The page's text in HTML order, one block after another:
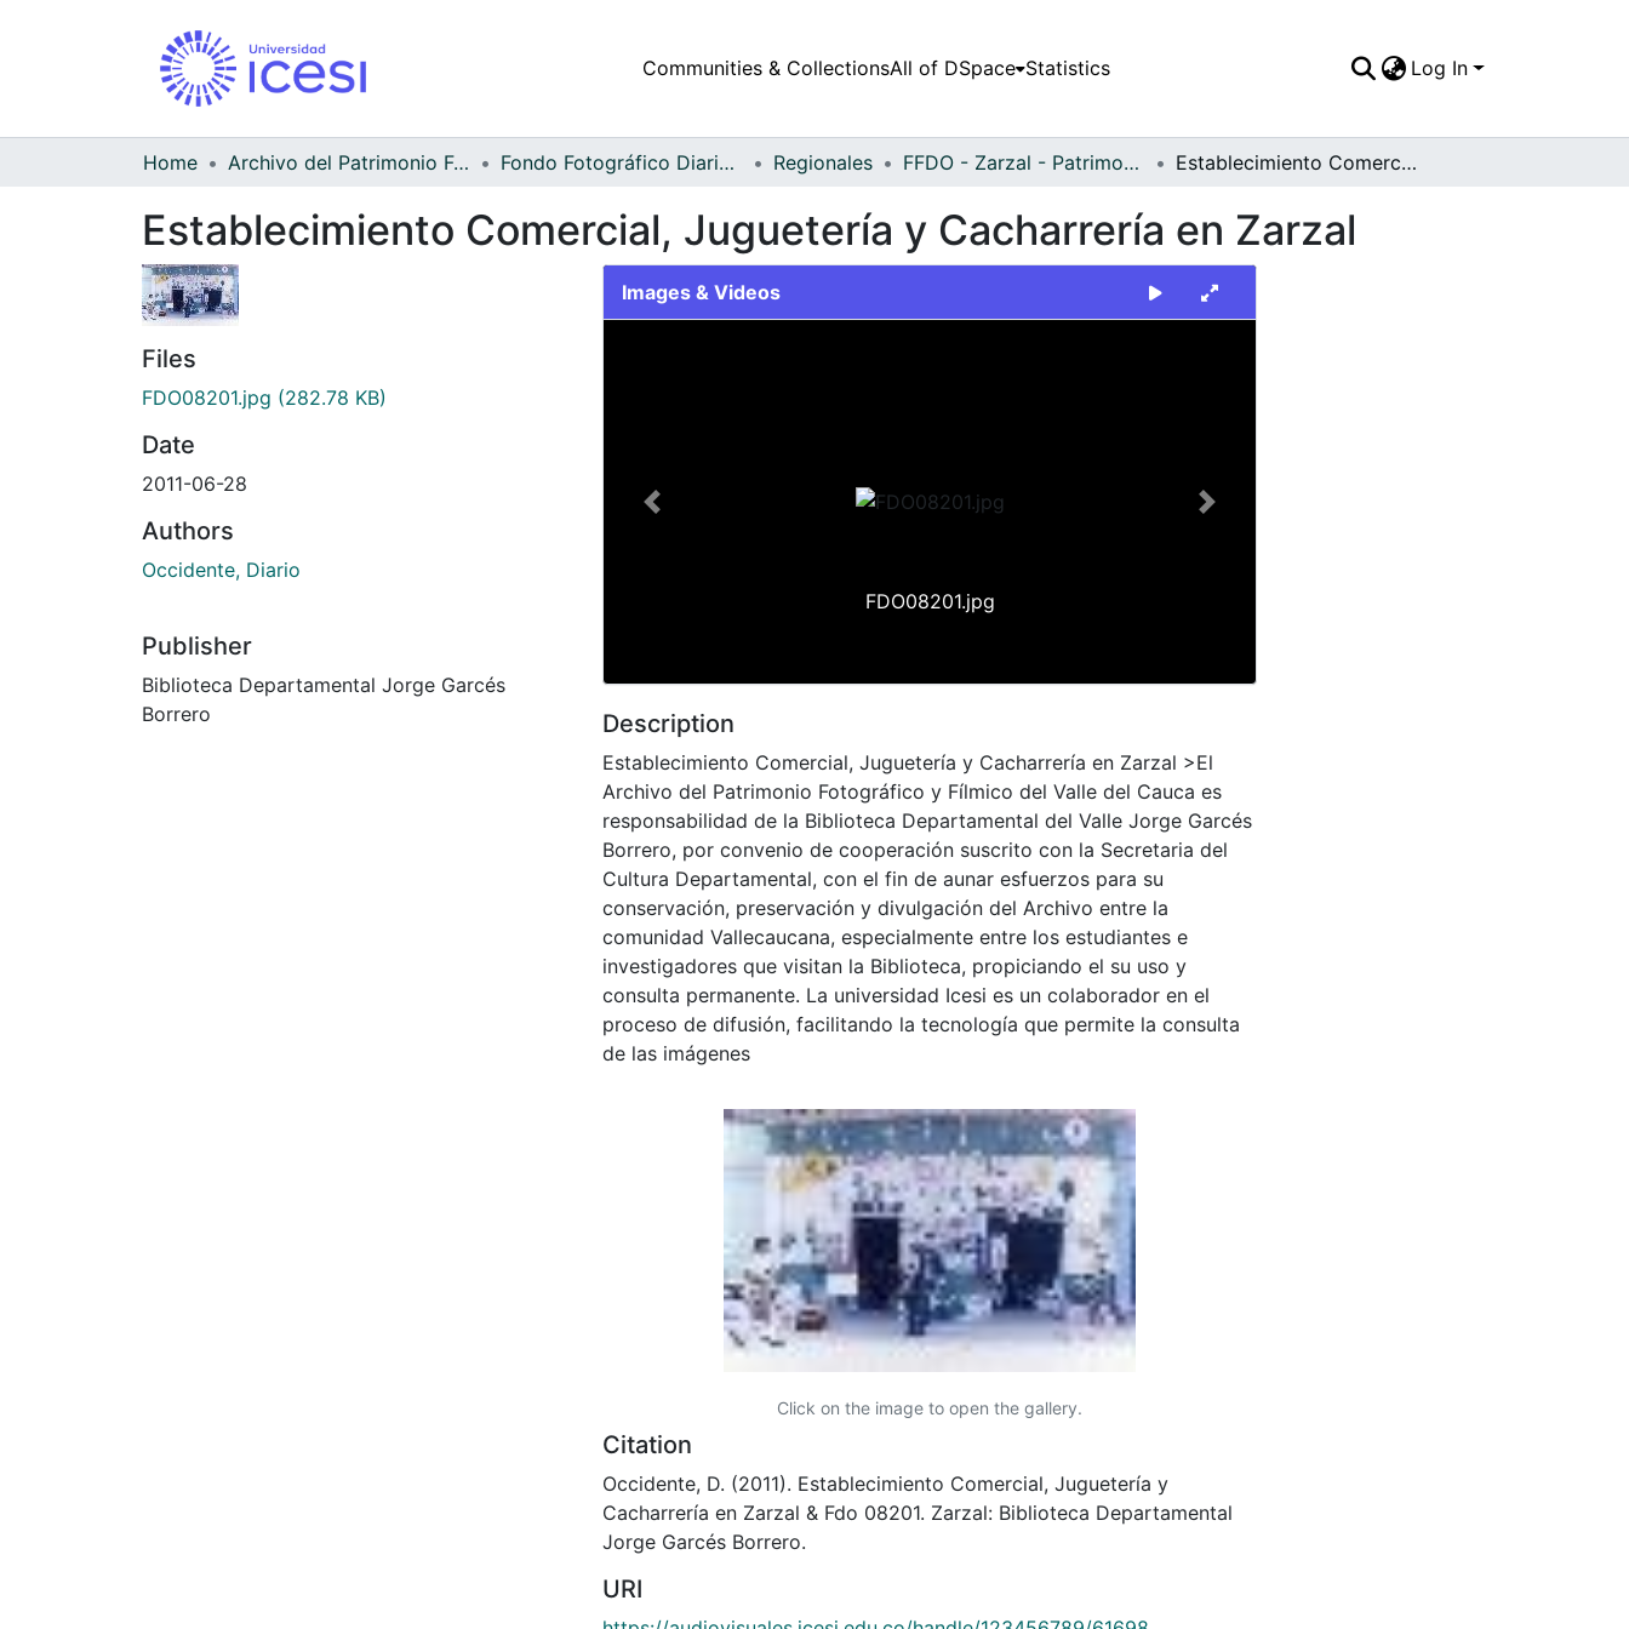
Communities & CollectionsAll of DSpace Statistics Log In
Home Archivo del Patrimonio Fotográfico y Fílmico del Valle del Cauca Fondo Fotográfico Diario Occidente Regionales FFDO - Zarzal - Patrimonial Establecimiento Comercial, Juguetería y Cacharrería en Zarzal
Establecimiento Comercial, Juguetería y Cacharrería en Zarzal
Files
FDO08201.jpg (282.78 KB)
Date
2011-06-28
Authors
Occidente, Diario
Publisher
Biblioteca Departamental Jorge Garcés
Borrero
Images & Videos
FDO08201.jpg
Previous Next
Description
Establecimiento Comercial, Juguetería y Cacharrería en Zarzal >El
Archivo del Patrimonio Fotográfico y Fílmico del Valle del Cauca es
responsabilidad de la Biblioteca Departamental del Valle Jorge Garcés
Borrero, por convenio de cooperación suscrito con la Secretaria del
Cultura Departamental, con el fin de aunar esfuerzos para su
conservación, preservación y divulgación del Archivo entre la
comunidad Vallecaucana, especialmente entre los estudiantes e
investigadores que visitan la Biblioteca, propiciando el su uso y
consulta permanente. La universidad Icesi es un colaborador en el
proceso de difusión, facilitando la tecnología que permite la consulta
de las imágenes
Click on the image to open the gallery.
Citation
Occidente, D. (2011). Establecimiento Comercial, Juguetería y
Cacharrería en Zarzal & Fdo 08201. Zarzal: Biblioteca Departamental
Jorge Garcés Borrero.
URI